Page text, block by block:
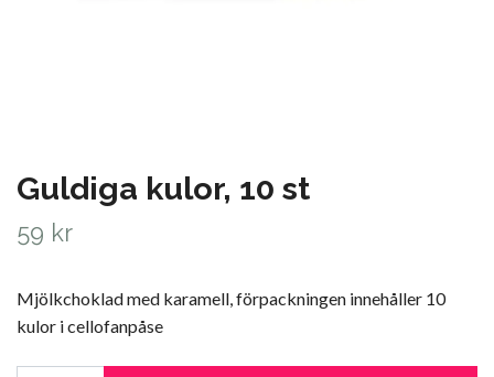
Guldiga kulor, 10 st
59 kr
Mjölkchoklad med karamell, förpackningen innehåller 10
kulor i cellofanpåse